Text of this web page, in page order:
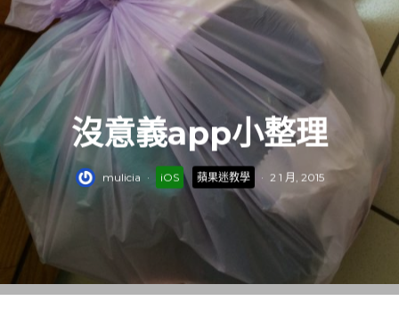
沒意義app小整理
mulicia · iOS 蘋果迷教學 · 2 1 月, 2015